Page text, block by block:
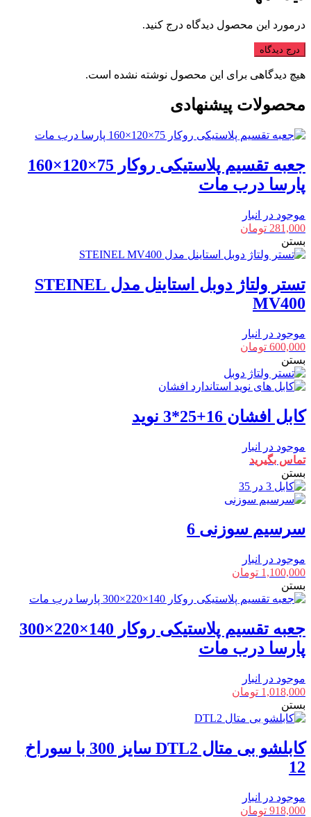
درمورد این محصول دیدگاه درج کنید.
درج دیدگاه
هیچ دیدگاهی برای این محصول نوشته نشده است.
محصولات پیشنهادی
جعبه تقسیم پلاستیکی روکار 75×120×160
پارسا درب مات
موجود در انبار
281,000 تومان
بستن
تستر ولتاژ دوبل استاینل مدل STEINEL
MV400
موجود در انبار
600,000 تومان
بستن
کابل افشان 16+25*3 نوید
موجود در انبار
تماس بگیرید
بستن
سرسیم سوزنی 6
موجود در انبار
1,100,000 تومان
بستن
جعبه تقسیم پلاستیکی روکار 140×220×300
پارسا درب مات
موجود در انبار
1,018,000 تومان
بستن
کابلشو بی متال DTL2 سایز 300 با سوراخ
12
موجود در انبار
918,000 تومان